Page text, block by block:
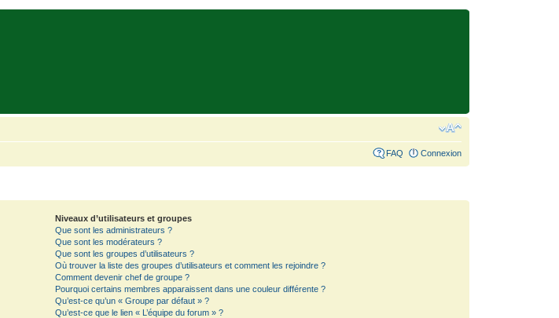
FAQ Connexion
Niveaux d’utilisateurs et groupes
Que sont les administrateurs ?
Que sont les modérateurs ?
Que sont les groupes d’utilisateurs ?
Où trouver la liste des groupes d’utilisateurs et comment les rejoindre ?
Comment devenir chef de groupe ?
Pourquoi certains membres apparaissent dans une couleur différente ?
Qu’est-ce qu’un « Groupe par défaut » ?
Qu’est-ce que le lien « L’équipe du forum » ?